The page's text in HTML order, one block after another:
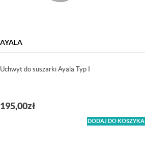
AYALA
Uchwyt do suszarki Ayala Typ I
195,00zł
DODAJ DO KOSZYKA